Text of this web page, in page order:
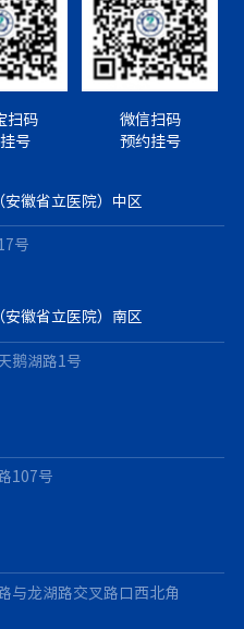
扫码
号
微信扫码
预约挂号
徽省立医院）中区
号
徽省立医院）南区
鹅湖路1号
107号
与龙湖路交叉路口西北角